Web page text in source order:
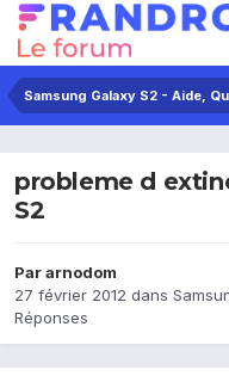
Samsung Galaxy S2 - Aide,
probleme d
S2
Pararnodom
27 février 2012 dans
Réponses